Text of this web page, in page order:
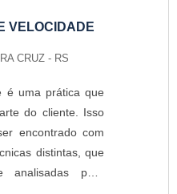
VELOCIDADE
CRUZ - RS
é uma prática que
do cliente. Isso
encontrado com
distintas, que
analisadas para